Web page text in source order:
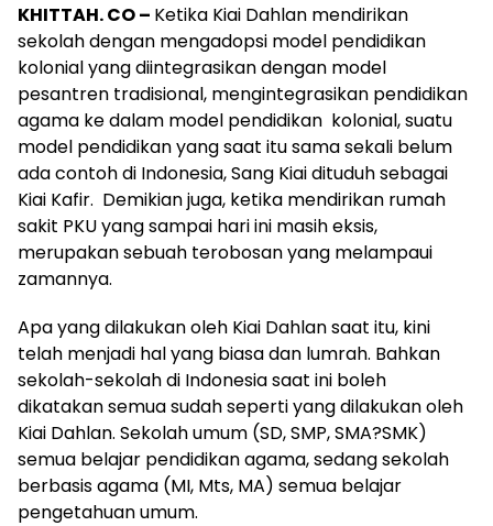
KHITTAH. CO – Ketika Kiai Dahlan mendirikan
sekolah dengan mengadopsi model pendidikan
kolonial yang diintegrasikan dengan model
pesantren tradisional, mengintegrasikan pendidikan
agama ke dalam model pendidikan kolonial, suatu
model pendidikan yang saat itu sama sekali belum
ada contoh di Indonesia, Sang Kiai dituduh sebagai
Kiai Kafir. Demikian juga, ketika mendirikan rumah
sakit PKU yang sampai hari ini masih eksis,
merupakan sebuah terobosan yang melampaui
zamannya.
Apa yang dilakukan oleh Kiai Dahlan saat itu, kini
telah menjadi hal yang biasa dan lumrah. Bahkan
sekolah-sekolah di Indonesia saat ini boleh
dikatakan semua sudah seperti yang dilakukan oleh
Kiai Dahlan. Sekolah umum (SD, SMP, SMA?SMK)
semua belajar pendidikan agama, sedang sekolah
berbasis agama (MI, Mts, MA) semua belajar
pengetahuan umum.